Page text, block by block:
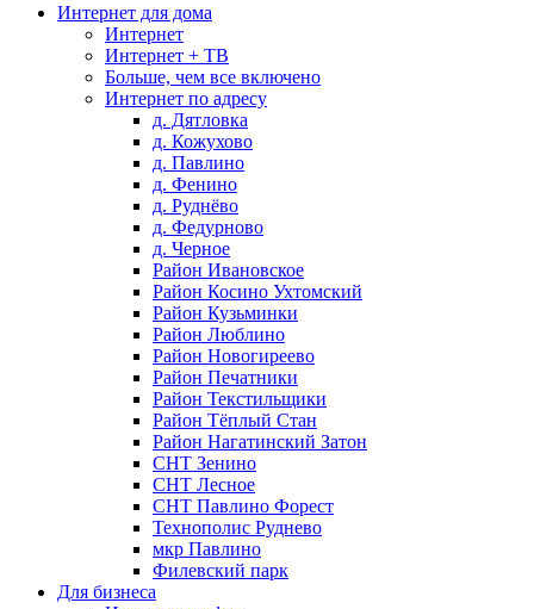
Интернет для дома
Интернет
Интернет + ТВ
Больше, чем все включено
Интернет по адресу
д. Дятловка
д. Кожухово
д. Павлино
д. Фенино
д. Руднёво
д. Федурново
д. Черное
Район Ивановское
Район Косино Ухтомский
Район Кузьминки
Район Люблино
Район Новогиреево
Район Печатники
Район Текстильщики
Район Тёплый Стан
Район Нагатинский Затон
СНТ Зенино
СНТ Лесное
СНТ Павлино Форест
Технополис Руднево
мкр Павлино
Филевский парк
Для бизнеса